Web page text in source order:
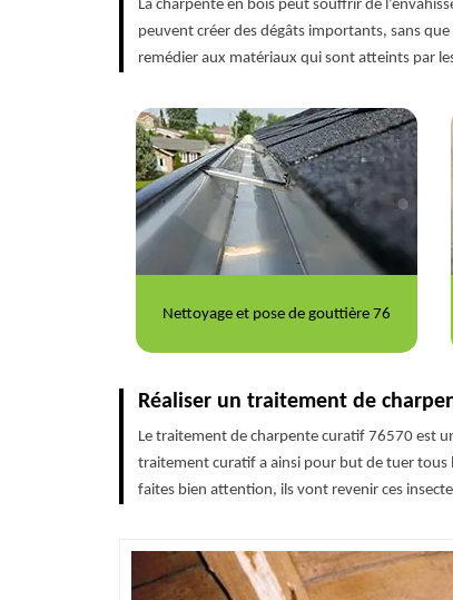
La charpente en bois peut souffrir de
peuvent créer des dégâts importants, sans
remédier aux matériaux qui sont atteints par
Nettoyage et ravalement de façade
76
Réaliser un traitement de
Le traitement de charpente curatif 76570 est
traitement curatif a ainsi pour but de tuer tous
faites bien attention, ils vont revenir ces